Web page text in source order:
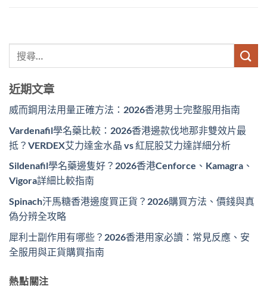
近期文章
威而鋼用法用量正確方法：2026香港男士完整服用指南
Vardenafil學名藥比較：2026香港邊款伐地那非雙效片最
抵？VERDEX艾力達金水晶 vs 紅屁股艾力達詳細分析
Sildenafil學名藥邊隻好？2026香港Cenforce、Kamagra、
Vigora詳細比較指南
Spinach汗馬糖香港邊度買正貨？2026購買方法、價錢與真
偽分辨全攻略
犀利士副作用有哪些？2026香港用家必讀：常見反應、安
全服用與正貨購買指南
熱點關注